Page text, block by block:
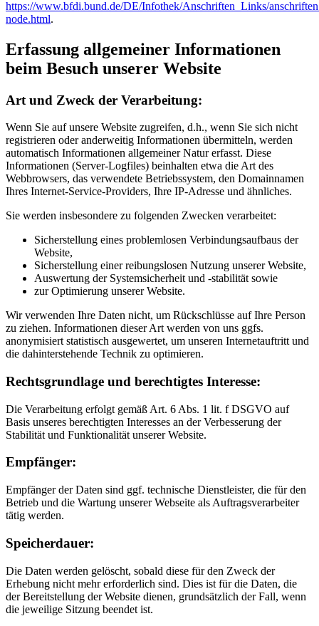
https://www.bfdi.bund.de/DE/Infothek/Anschriften_Links/
node.html.
Erfassung allgemeiner Informationen
beim Besuch unserer Website
Art und Zweck der Verarbeitung:
Wenn Sie auf unsere Website zugreifen, d.h., wenn Sie sich nicht
registrieren oder anderweitig Informationen übermitteln, werden
automatisch Informationen allgemeiner Natur erfasst. Diese
Informationen (Server-Logfiles) beinhalten etwa die Art des
Webbrowsers, das verwendete Betriebssystem, den Domainnamen
Ihres Internet-Service-Providers, Ihre IP-Adresse und ähnliches.
Sie werden insbesondere zu folgenden Zwecken verarbeitet:
Sicherstellung eines problemlosen Verbindungsaufbaus der
Website,
Sicherstellung einer reibungslosen Nutzung unserer Website,
Auswertung der Systemsicherheit und -stabilität sowie
zur Optimierung unserer Website.
Wir verwenden Ihre Daten nicht, um Rückschlüsse auf Ihre Person
zu ziehen. Informationen dieser Art werden von uns ggfs.
anonymisiert statistisch ausgewertet, um unseren Internetauftritt und
die dahinterstehende Technik zu optimieren.
Rechtsgrundlage und berechtigtes Interesse:
Die Verarbeitung erfolgt gemäß Art. 6 Abs. 1 lit. f DSGVO auf
Basis unseres berechtigten Interesses an der Verbesserung der
Stabilität und Funktionalität unserer Website.
Empfänger:
Empfänger der Daten sind ggf. technische Dienstleister, die für den
Betrieb und die Wartung unserer Webseite als Auftragsverarbeiter
tätig werden.
Speicherdauer:
Die Daten werden gelöscht, sobald diese für den Zweck der
Erhebung nicht mehr erforderlich sind. Dies ist für die Daten, die
der Bereitstellung der Website dienen, grundsätzlich der Fall, wenn
die jeweilige Sitzung beendet ist.